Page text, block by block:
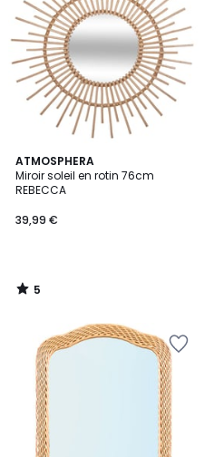
ATMOSPHERA
Miroir soleil en rotin 76cm
REBECCA
39,99 €
5
/
5
5
/